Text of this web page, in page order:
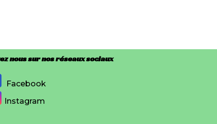
nous sur nos réseaux sociaux
Facebook
Instagram